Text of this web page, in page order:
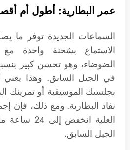
عمر البطارية: أطول أم
الاستماع بشحنة واحدة
في الجيل السابق. وهذا يعني
بجلستك الموسيقية أو تمرينك
نفاد البطارية. ومع ذلك، فإن
الجيل السابق.